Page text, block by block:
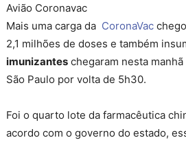
Avião Coronavac
Mais uma carga da CoronaVac
2,1 milhões de doses e também
imunizantes chegaram nesta
São Paulo por volta de 5h30.
Foi o quarto lote da farmacêutica
acordo com o governo do estado,